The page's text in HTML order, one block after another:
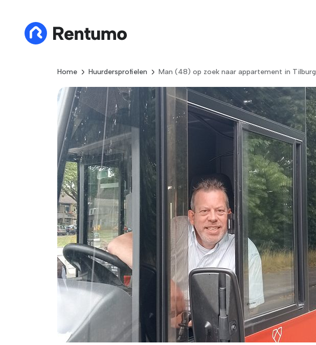
Home Huurdersprofielen Man (48) op zoek naar appartement in Tilburg